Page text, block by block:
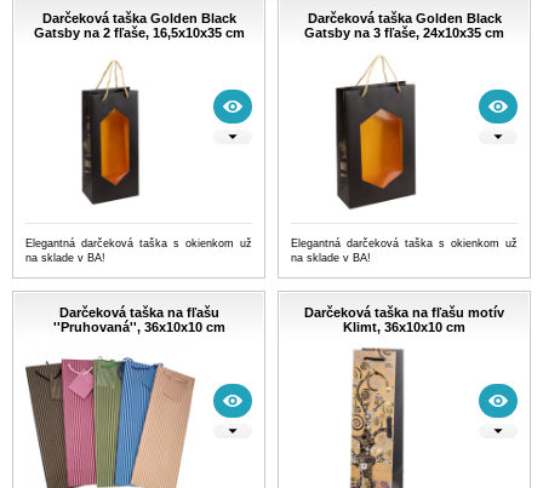
Darčeková taška Golden Black
Gatsby na 2 fľaše, 16,5x10x35 cm
Elegantná darčeková taška s okienkom už
na sklade v BA!
Darčeková taška Golden Black
Gatsby na 3 fľaše, 24x10x35 cm
Elegantná darčeková taška s okienkom už
na sklade v BA!
Darčeková taška na fľašu
''Pruhovaná'', 36x10x10 cm
Darčeková taška na fľašu motív
Klimt, 36x10x10 cm